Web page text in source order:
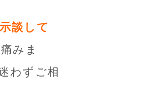
談して
みま
わずご相